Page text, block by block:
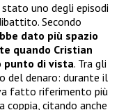
stato uno degli episodi
Secondo
dato più spazio
quando Cristian
punto di vista. Tra gli
del denaro: durante il
fatto riferimento più
citando anche